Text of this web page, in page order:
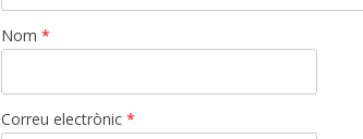
Nom *
Correu electrònic *